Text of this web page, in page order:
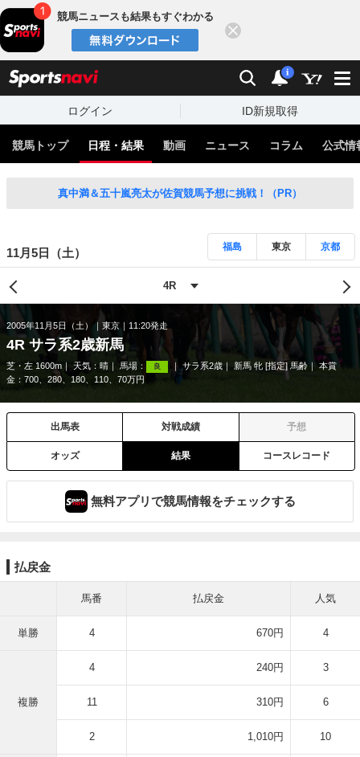
競馬ニュースも結果もすぐわかる
検索 通知
i
ログイン ID新規取得
競馬トップ 日程・結果 動画 ニュース コラム 公式情
真中満＆五十嵐亮太が佐賀競馬予想に挑戦！（PR）
11月5日（土） 福島 東京 京都
2005年11月5日（土） 東京 11:20発走
4R サラ系2歳新馬
芝・左 1600m 天気： 晴 馬場： 良 サラ系2歳 新馬 牝 [指定] 馬齢
本賞
金：700、280、180、110、70万円
出馬表 対戦成績 予想
オッズ 結果 コースレコード
無料アプリで競馬情報をチェックする
払戻金
馬番 払戻金 人気
単勝 4 670円 4
複勝
4 240円 3
11 310円 6
2 1,010円 10